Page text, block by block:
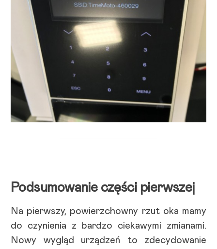
Podsumowanie części pierwszej
Na pierwszy, powierzchowny rzut oka mamy
do czynienia z bardzo ciekawymi zmianami.
Nowy wygląd urządzeń to zdecydowanie